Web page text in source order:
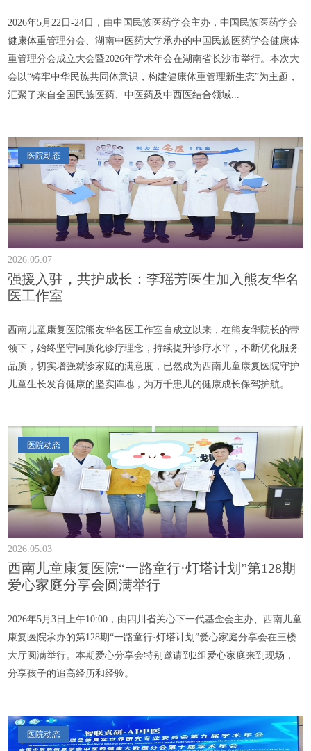
2026年5月22日-24日，由中国民族医药学会主办，中国民族医药学会
健康体重管理分会、湖南中医药大学承办的中国民族医药学会健康体
重管理分会成立大会暨2026年学术年会在湖南省长沙市举行。本次大
会以“铸牢中华民族共同体意识，构建健康体重管理新生态”为主题，
汇聚了来自全国民族医药、中医药及中西医结合领域...
医院动态
2026.05.07
强援入驻，共护成长：李瑶芳医生加入熊友华名
医工作室
西南儿童康复医院熊友华名医工作室自成立以来，在熊友华院长的带
领下，始终坚守同质化诊疗理念，持续提升诊疗水平，不断优化服务
品质，切实增强就诊家庭的满意度，已然成为西南儿童康复医院守护
儿童生长发育健康的坚实阵地，为万千患儿的健康成长保驾护航。
医院动态
2026.05.03
西南儿童康复医院“一路童行·灯塔计划”第128期
爱心家庭分享会圆满举行
2026年5月3日上午10:00，由四川省关心下一代基金会主办、西南儿童
康复医院承办的第128期“一路童行·灯塔计划”爱心家庭分享会在三楼
大厅圆满举行。本期爱心分享会特别邀请到2组爱心家庭来到现场，
分享孩子的追高经历和经验。
医院动态